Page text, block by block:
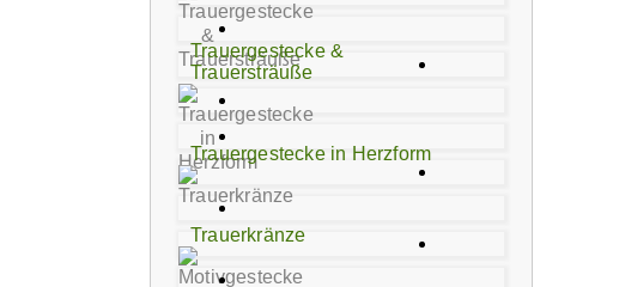
Trauergestecke &
Trauersträuße
Trauergestecke in Herzform
Trauerkränze